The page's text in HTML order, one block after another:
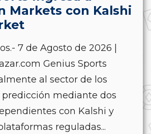
Markets con Kalshi
7 de Agosto de 2026 |
Genius Sports
al sector de los
mediante dos
con Kalshi y
reguladas...